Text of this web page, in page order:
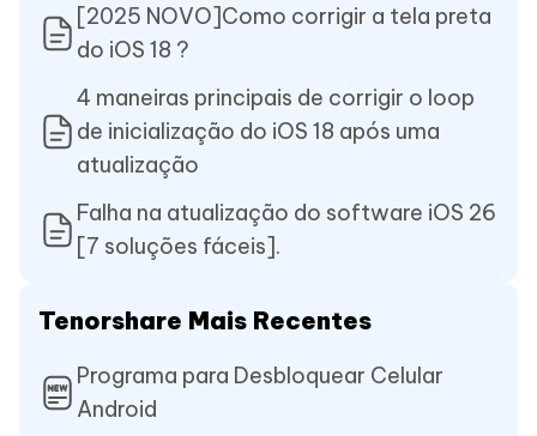
[2025 NOVO]Como corrigir a tela preta
do iOS 18 ?
4 maneiras principais de corrigir o loop
de inicialização do iOS 18 após uma
atualização
Falha na atualização do software iOS 26
[7 soluções fáceis].
Tenorshare Mais Recentes
Programa para Desbloquear Celular
Android